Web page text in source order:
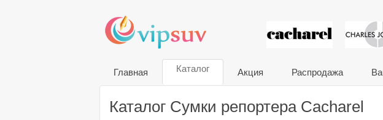
VIP
Главная Каталог Акция Распродажа
Каталог Сумки репортера Cacharel